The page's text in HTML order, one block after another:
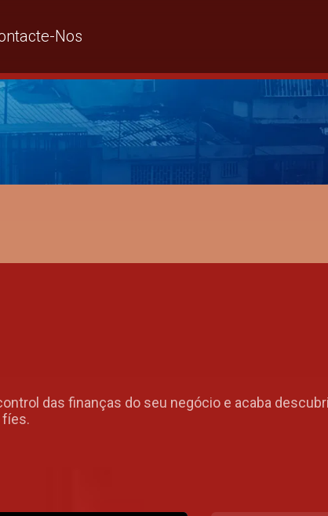
Nos
das finanças do seu negócio e acaba
fíes.